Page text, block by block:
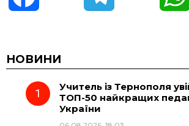
c
e e
НОВИНИ
Учитель із Тернополя
ТОП-50 найкращих
України